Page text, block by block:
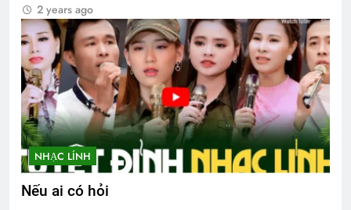
2 years ago
NHẠC LÍNH
Nếu ai có hỏi